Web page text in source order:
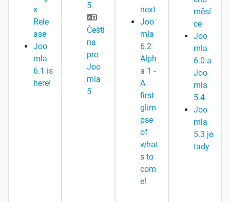
x
Rele
ase
Joo
mla
6.1 is
here!
5
Češti
na
pro
Joo
mla
5
next
Joo
mla
6.2
Alph
a 1 -
A
first
glim
pse
of
what
s to
com
e!
měsí
ce
Joo
mla
6.0 a
Joo
mla
5.4
Joo
mla
5.3 je
tady